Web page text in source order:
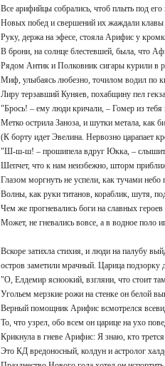
Все арифийцы собрались, чтоб плыть под
Новых побед и свершений их жаждали
Руку, держа на эфесе, стояла Арифис у
В брони, на солнце блестевшей, была, что
Рядом Антик и Полковник сигары курили в
Миф, улыбаясь любезно, точилом водил по
Лиру терзавший Куняев, похабщину пел
"Брось! – ему люди кричали, – Гомер из
Метко острила Заноза, и шутки метала, как
(К борту идет Эвелина. Нервозно царапает
"Ш-ш-ш! – прошипела вдруг Юкка, –
Шепчет, что к нам неизбежно, шторм
Глазом моргнуть не успели, как тучами
Волны, как руки титанов, кораблик, шутя,
Чем же прогневались боги на славных
Может, не гневались вовсе, а в водное поло
Вскоре затихла стихия, и люди на палубу
остров заметили мрачный. Царица подзорку
"О, Елдемир ясноокий, взгляни, что стоит
Угольем мерзкие рожи на стенке он белой
Верный помощник Арифис всмотрелся
То, что узрел, обо всем он царице на ухо
Крикнула в гневе Арифис: Я знаю, кто
Это КД вредоносный, колдун и астролог